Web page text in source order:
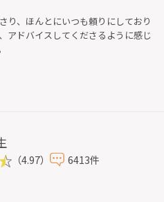
り、ほんとにいつも頼りにしており
アドバイスしてくださるように感じ
（4.97） 6413件